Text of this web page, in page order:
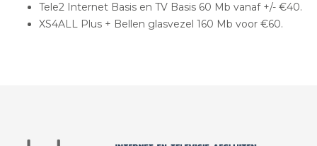
Tele2 Internet Basis en TV Basis 60 Mb vanaf +/- €40.
XS4ALL Plus + Bellen glasvezel 160 Mb voor €60.